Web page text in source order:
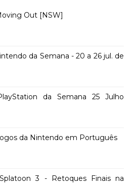
Out [NSW]
da Semana - 20 a 26 jul. de
da Semana 25 Julho
da Nintendo em Português
3 - Retoques Finais na